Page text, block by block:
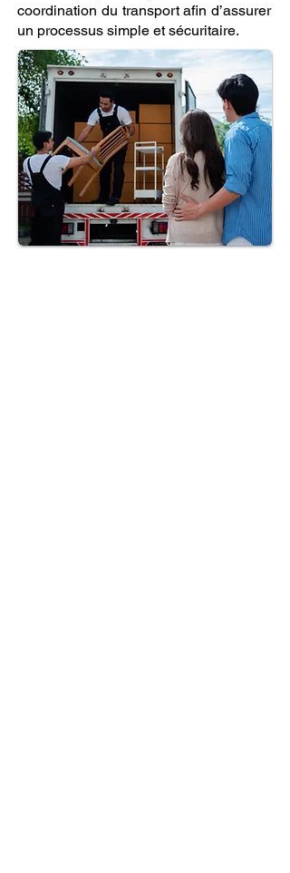
coordination du transport afin d’assurer
un processus simple et sécuritaire.